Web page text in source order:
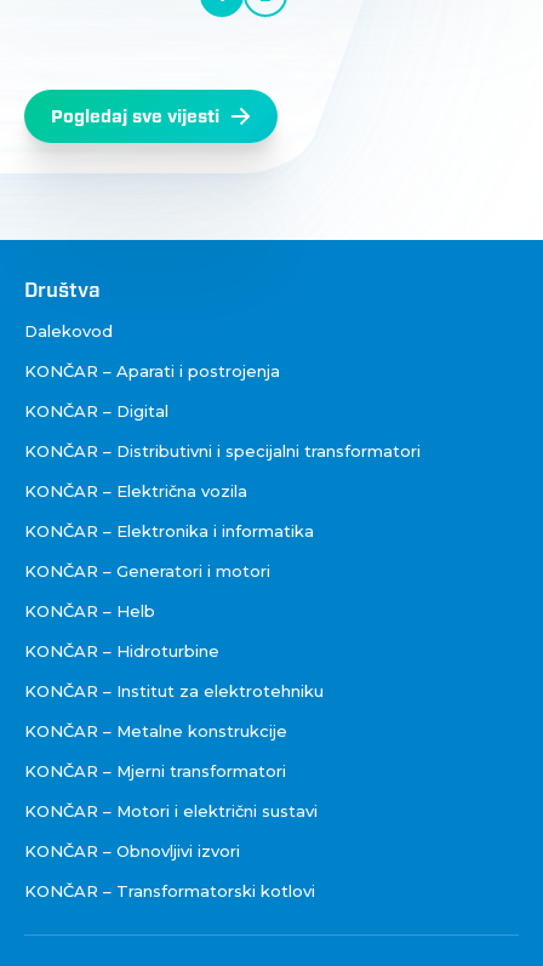
page
Pogledaj sve vijesti
Društva
Društva
Dalekovod
KONČAR – Aparati i postrojenja
KONČAR – Digital
KONČAR – Distributivni i specijalni transformatori
KONČAR – Električna vozila
KONČAR – Elektronika i informatika
KONČAR – Generatori i motori
KONČAR – Helb
KONČAR – Hidroturbine
KONČAR – Institut za elektrotehniku
KONČAR – Metalne konstrukcije
KONČAR – Mjerni transformatori
KONČAR – Motori i električni sustavi
KONČAR – Obnovljivi izvori
KONČAR – Transformatorski kotlovi